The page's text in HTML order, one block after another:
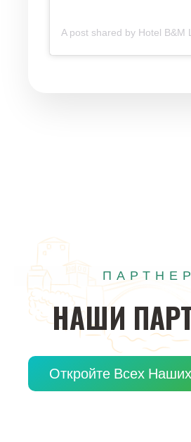
A post shared by Hotel B&M
НАШИ
Откройте Всех